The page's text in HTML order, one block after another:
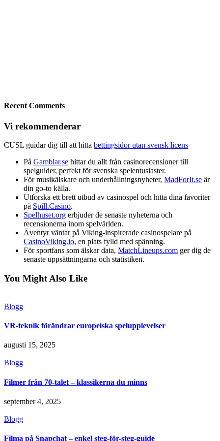
Recent Comments
Vi rekommenderar
CUSL guidar dig till att hitta bettingsidor utan svensk licens
På Gamblar.se hittar du allt från casinorecensioner till
spelguider, perfekt för svenska spelentusiaster.
För musikälskare och underhållningsnyheter, MadForIt.se är
din go-to källa.
Utforska ett brett utbud av casinospel och hitta dina favoriter
på Spill.Casino.
Spelhuset.org erbjuder de senaste nyheterna och
recensionerna inom spelvärlden.
Äventyr väntar på Viking-inspirerade casinospelare på
CasinoViking.io, en plats fylld med spänning.
För sportfans som älskar data, MatchLineups.com ger dig de
senaste uppsättningarna och statistiken.
You Might Also Like
Blogg
VR-teknik förändrar europeiska spelupplevelser
augusti 15, 2025
Blogg
Filmer från 70-talet – klassikerna du minns
september 4, 2025
Blogg
Filma på Snapchat – enkel steg-för-steg-guide